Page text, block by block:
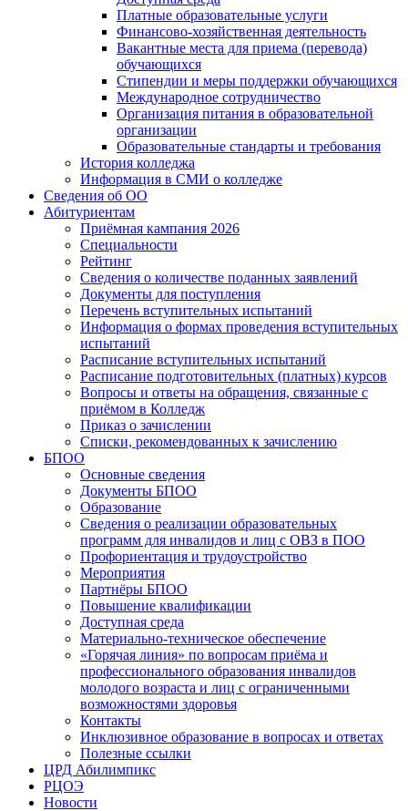
Платные образовательные услуги
Финансово-хозяйственная деятельность
Вакантные места для приема (перевода)
обучающихся
Стипендии и меры поддержки обучающихся
Международное сотрудничество
Организация питания в образовательной
организации
Образовательные стандарты и требования
История колледжа
Информация в СМИ о колледже
Сведения об ОО
Абитуриентам
Приёмная кампания 2026
Специальности
Рейтинг
Сведения о количестве поданных заявлений
Документы для поступления
Перечень вступительных испытаний
Информация о формах проведения вступительных
испытаний
Расписание вступительных испытаний
Расписание подготовительных (платных) курсов
Вопросы и ответы на обращения, связанные с
приёмом в Колледж
Приказ о зачислении
Списки, рекомендованных к зачислению
БПОО
Основные сведения
Документы БПОО
Образование
Сведения о реализации образовательных
программ для инвалидов и лиц с ОВЗ в ПОО
Профориентация и трудоустройство
Мероприятия
Партнёры БПОО
Повышение квалификации
Доступная среда
Материально-техническое обеспечение
«Горячая линия» по вопросам приёма и
профессионального образования инвалидов
молодого возраста и лиц с ограниченными
возможностями здоровья
Контакты
Инклюзивное образование в вопросах и ответах
Полезные ссылки
ЦРД Абилимпикс
РЦОЭ
Новости